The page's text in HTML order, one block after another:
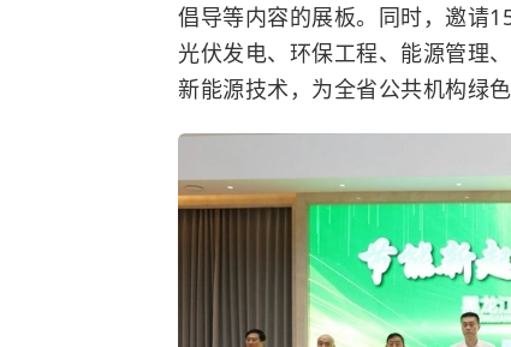
倡导等内容的展板。同时，邀请
光伏发电、环保工程、能源管理
新能源技术，为全省公共机构绿